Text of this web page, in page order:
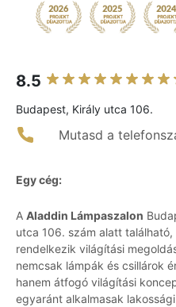
8.5
Budapest, Király utca 106.
Mutasd a
Egy cég:
A Aladdin Lámpaszalon
utca 106. szám alatt
rendelkezik világítási
nemcsak lámpák és csillárok
hanem átfogó világítási
egyaránt alkalmasak